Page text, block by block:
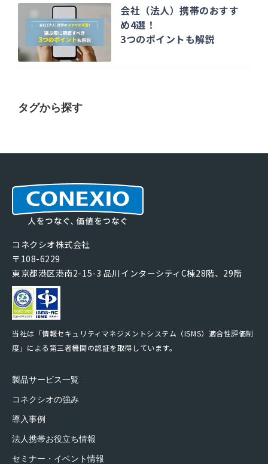
会社（法人）携帯のおすす
め4選！
3つのポイントも解説
タグから探す
コネクシオ株式会社
〒108-6229
東京都港区港南2-15-3 品川インターシティC棟28階、29階
当社は「情報セキュリティマネジメントシステム（ISMS）適合性評価制
度」による第三者機関の認証を取得しています。
製品サービス一覧
コネクシオの強み
導入事例
法人携帯お役立ち情報
セミナー・イベント情報